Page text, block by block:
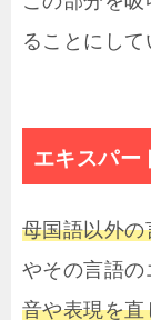
ることにして
エキスパー
母国語以外
やその言語
音や表現を